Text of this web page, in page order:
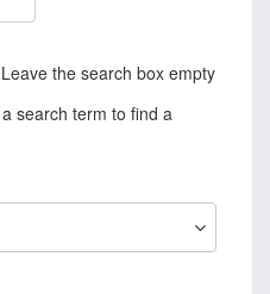
Leave the search box empty
search term to find a